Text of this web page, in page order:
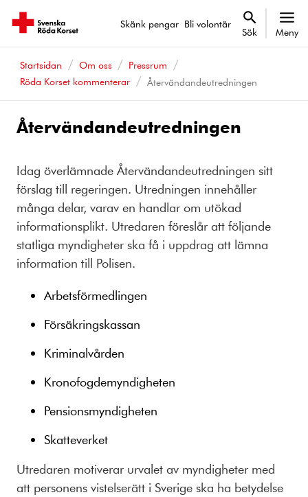
Skänk pengar Bli volontär
Sök Meny
Startsidan Om oss
Pressrum
Röda Korset kommenterar
Återvändandeutredningen
Återvändandeutredningen
Idag överlämnade Återvändandeutredningen sitt
förslag till regeringen. Utredningen innehåller
många delar, varav en handlar om utökad
informationsplikt. Utredaren föreslår att följande
statliga myndigheter ska få i uppdrag att lämna
information till Polisen.
Arbetsförmedlingen
Försäkringskassan
Kriminalvården
Kronofogdemyndigheten
Pensionsmyndigheten
Skatteverket
Utredaren motiverar urvalet av myndigheter med
att personens vistelserätt i Sverige ska ha betydelse